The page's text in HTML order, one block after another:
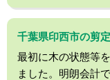
千葉県印西市の剪
最初に木の状態等
ました。明朗会計